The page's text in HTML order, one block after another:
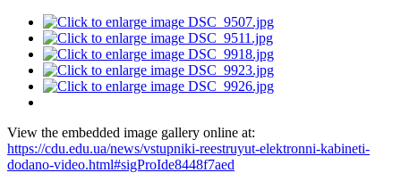
View the embedded image gallery online at:
https://cdu.edu.ua/news/vstupniki-reestruyut-elektronni-kabineti-
dodano-video.html#sigProIde8448f7aed